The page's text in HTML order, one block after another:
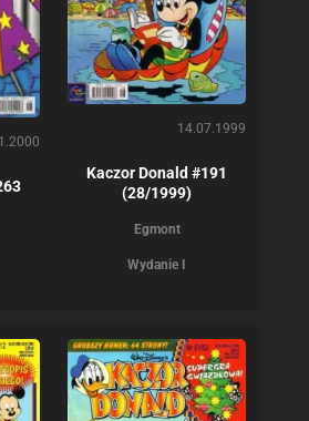
14.07.1999
Kaczor Donald #191
(28/1999)
Egmont
Wydanie I